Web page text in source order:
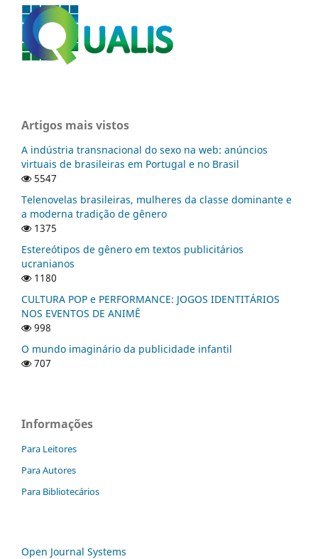
Artigos mais vistos
A indústria transnacional do sexo na web: anúncios
virtuais de brasileiras em Portugal e no Brasil
5547
Telenovelas brasileiras, mulheres da classe dominante e
a moderna tradição de gênero
1375
Estereótipos de gênero em textos publicitários
ucranianos
1180
CULTURA POP e PERFORMANCE: JOGOS IDENTITÁRIOS
NOS EVENTOS DE ANIMÊ
998
O mundo imaginário da publicidade infantil
707
Informações
Para Leitores
Para Autores
Para Bibliotecários
Open Journal Systems